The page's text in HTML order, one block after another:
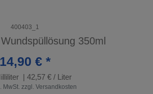
400403_1
350ml
14,90 € *
| 42,57 € / Liter
MwSt. zzgl.Versandkosten